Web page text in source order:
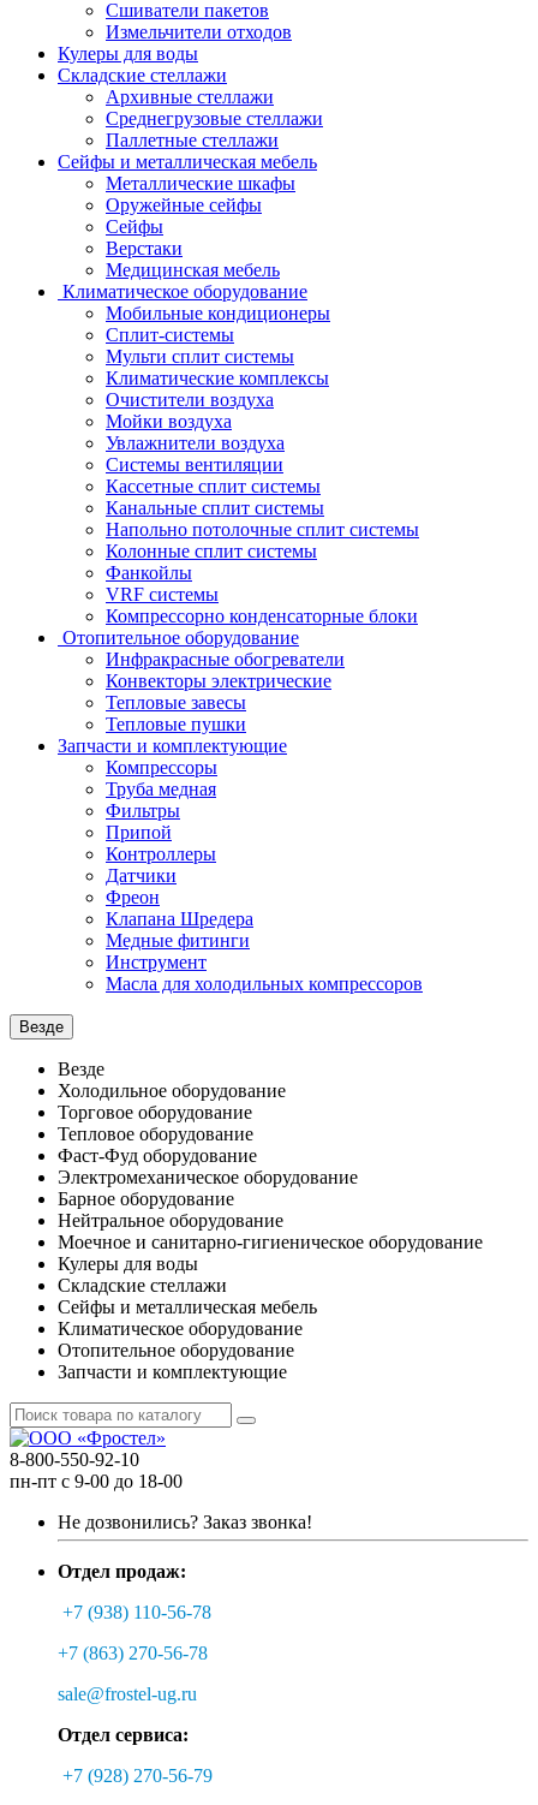
Сшиватели пакетов
Измельчители отходов
Кулеры для воды
Складские стеллажи
Архивные стеллажи
Среднегрузовые стеллажи
Паллетные стеллажи
Сейфы и металлическая мебель
Металлические шкафы
Оружейные сейфы
Сейфы
Верстаки
Медицинская мебель
Климатическое оборудование
Мобильные кондиционеры
Сплит-системы
Мульти сплит системы
Климатические комплексы
Очистители воздуха
Мойки воздуха
Увлажнители воздуха
Системы вентиляции
Кассетные сплит системы
Канальные сплит системы
Напольно потолочные сплит системы
Колонные сплит системы
Фанкойлы
VRF системы
Компрессорно конденсаторные блоки
Отопительное оборудование
Инфракрасные обогреватели
Конвекторы электрические
Тепловые завесы
Тепловые пушки
Запчасти и комплектующие
Компрессоры
Труба медная
Фильтры
Припой
Контроллеры
Датчики
Фреон
Клапана Шредера
Медные фитинги
Инструмент
Масла для холодильных компрессоров
Везде
Везде
Холодильное оборудование
Торговое оборудование
Тепловое оборудование
Фаст-Фуд оборудование
Электромеханическое оборудование
Барное оборудование
Нейтральное оборудование
Моечное и санитарно-гигиеническое оборудование
Кулеры для воды
Складские стеллажи
Сейфы и металлическая мебель
Климатическое оборудование
Отопительное оборудование
Запчасти и комплектующие
8-800-550-92-10
пн-пт с 9-00 до 18-00
Не дозвонились? Заказ звонка!
Отдел продаж:
+7 (938) 110-56-78
+7 (863) 270-56-78
sale@frostel-ug.ru
Отдел сервиса:
+7 (928) 270-56-79